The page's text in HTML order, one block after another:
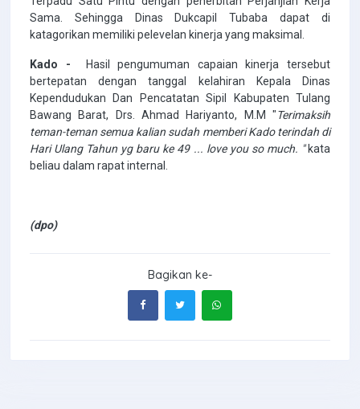
Sama. Sehingga Dinas Dukcapil Tubaba dapat di
katagorikan memiliki pelevelan kinerja yang maksimal.
Kado -
Hasil pengumuman capaian kinerja tersebut
bertepatan dengan tanggal kelahiran Kepala Dinas
Kependudukan Dan Pencatatan Sipil Kabupaten Tulang
Bawang Barat, Drs. Ahmad Hariyanto, M.M "Terimaksih
teman-teman semua kalian sudah memberi Kado terindah di
Hari Ulang Tahun yg baru ke 49 ... love you so much. "kata
beliau dalam rapat internal.
(dpo)
Bagikan ke-